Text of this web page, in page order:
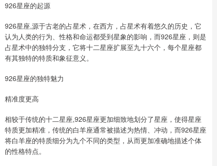
926星座的起源
926星座,源于古老的占星术，在西方，占星术有着悠久的历史，它
认为人类的行为、性格和命运都受到星象的影响，而926星座，则是
占星术中的独特分支，它将十二星座扩展至九十六个，每个星座都
有其独特的特质和象征意义。
926星座的独特魅力
精准度更高
相较于传统的十二星座,926星座更加细致地划分了星座，使得星座
特质更加精准，传统的白羊座通常被描述为热情、冲动，而926星座
将白羊座的特质细分为九个不同的类型，从而更加准确地描述个体
的性格特点。